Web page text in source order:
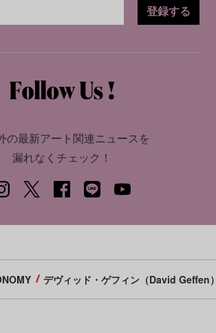
登録する
の最新アート関連ニュースを
漏れなくチェック！
デヴィッド・ゲフィン（David Geffen